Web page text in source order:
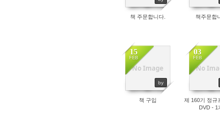
책 주문합니다. 책주문합
No Image
15
FEB
by
책 구입
No
03
FEB
제 160기 정규
DVD - 1